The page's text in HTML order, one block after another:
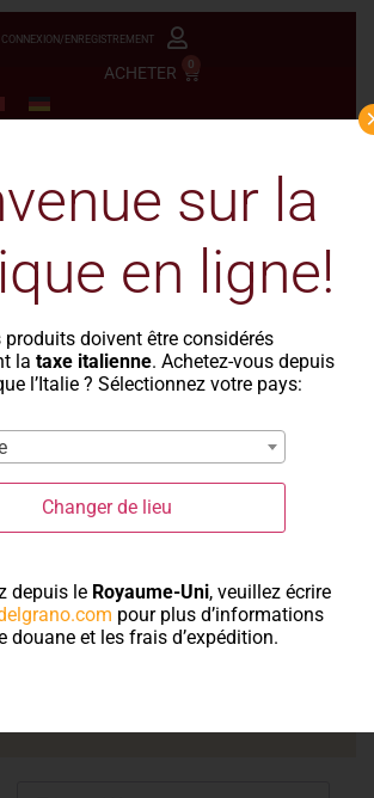
CONNEXION/ENREGISTREMENT
ACHETER 0
en ligne
sur la
en ligne!
produits doivent être considérés
lataxe italienne. Achetez-vous depuis
l’Italie ? Sélectionnez votre pays:
Changer de lieu
depuis le Royaume-Uni, veuillez écrire
pour plus d’informations
douane et les frais d’expédition.